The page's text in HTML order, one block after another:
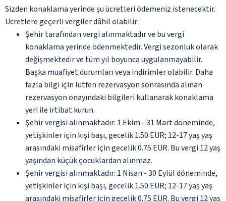
Sizden konaklama yerinde şu ücretleri ödemeniz istenecektir.
Ücretlere geçerli vergiler dâhil olabilir:
Şehir tarafından vergi alınmaktadır ve bu vergi
konaklama yerinde ödenmektedir. Vergi sezonluk olarak
değişmektedir ve tüm yıl boyunca uygulanmayabilir.
Başka muafiyet durumları veya indirimler olabilir. Daha
fazla bilgi için lütfen rezervasyon sonrasında alınan
rezervasyon onayındaki bilgileri kullanarak konaklama
yeri ile irtibat kurun.
Şehir vergisi alınmaktadır: 1 Ekim - 31 Mart döneminde,
yetişkinler için kişi başı, gecelik 1.50 EUR; 12-17 yaş yaş
arasındaki misafirler için gecelik 0.75 EUR. Bu vergi 12 yaş
yaşından küçük çocuklardan alınmaz.
Şehir vergisi alınmaktadır: 1 Nisan - 30 Eylül döneminde,
yetişkinler için kişi başı, gecelik 1.50 EUR; 12-17 yaş yaş
arasındaki misafirler için gecelik 0.75 EUR. Bu vergi 12 yaş